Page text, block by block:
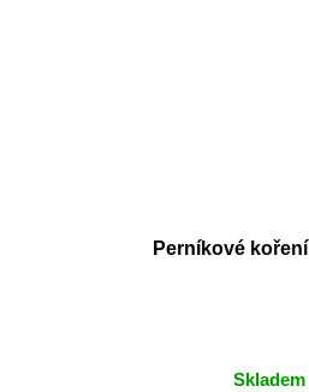
Perníkové koření
Skladem